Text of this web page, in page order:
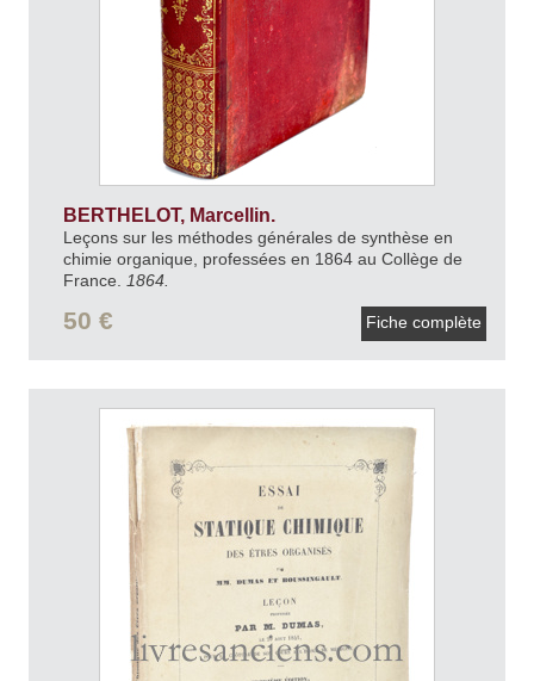
BERTHELOT, Marcellin.
Leçons sur les méthodes générales de synthèse en
chimie organique, professées en 1864 au Collège de
France.
1864.
50 € Fiche complète